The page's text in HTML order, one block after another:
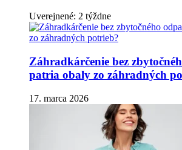
Uverejnené: 2 týždne
Záhradkárčenie bez
patria obaly zo záhradných
17. marca 2026